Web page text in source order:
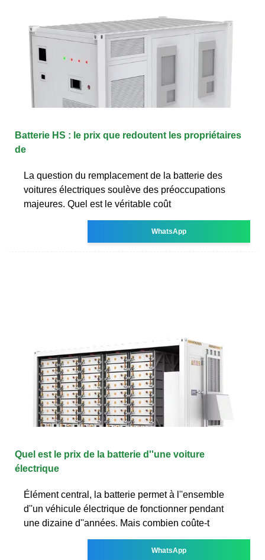
Batterie HS : le prix que redoutent les propriétaires
de
La question du remplacement de la batterie des
voitures électriques soulève des préoccupations
majeures. Quel est le véritable coût
WhatsApp
Quel est le prix de la batterie d''une voiture
électrique
Élément central, la batterie permet à l''ensemble
d''un véhicule électrique de fonctionner pendant
une dizaine d''années. Mais combien coûte-t
WhatsApp